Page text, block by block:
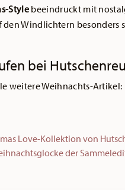
Style beeindruckt mit
Windlichtern besonders
bei
weitere Weihnachts-Artikel:
Love-Kollektion von
der